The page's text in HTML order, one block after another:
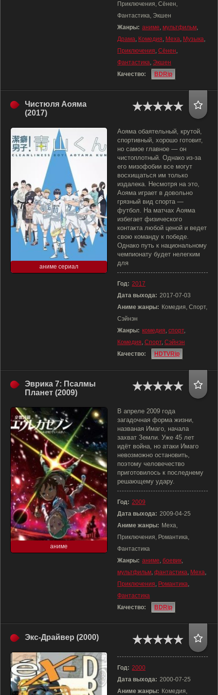
Приключения, Сёнен,
Фантастика, Экшен
Жанры: аниме, мультфильм,
Драма, Комедия, Меха, Музыка,
Приключения, Сёнен,
Фантастика, Экшен
Качество:
BDRip
Чистюля Аояма
(2017)
аниме сериал
Аояма обаятельный, крутой,
спортивный, хорошо готовит,
но самое главное — он
чистоплотный. Однако из-за
его мизофобии все могут
восхищаться им только
издалека. Несмотря на это,
Аояма играет в довольно
грязный вид спорта —
футбол. На матчах Аояма
избегает физического
контакта любой ценой и ведет
свою команду к победе.
Однако путь к национальному
чемпионату будет нелегким
для
Год: 2017
Дата выхода: 2017-07-03
Аниме жанры: Комедия, Спорт,
Сэйнэн
Жанры: комедия, спорт,
Комедия, Спорт, Сэйнэн
Качество:
HDTVRip
Эврика 7: Псалмы
Планет (2009)
аниме
В апреле 2009 года
загадочная форма жизни,
названая Имаго, начала
захват Земли. Уже 45 лет
идёт война, но атаки Имаго
невозможно остановить,
поэтому человечество
приготовилось к последнему
решающему удару.
Год: 2009
Дата выхода: 2009-04-25
Аниме жанры: Меха,
Приключения, Романтика,
Фантастика
Жанры: аниме, боевик,
мультфильм, фантастика, Меха,
Приключения, Романтика,
Фантастика
Качество:
BDRip
Экс-Драйвер (2000)
Год: 2000
Дата выхода: 2000-07-25
Аниме жанры: Комедия,